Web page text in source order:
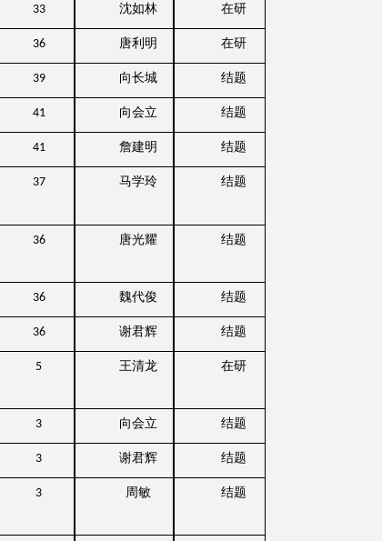
33 沈如林 在研
36 唐利明 在研
39 向长城 结题
41 向会立 结题
41 詹建明 结题
37 马学玲 结题
36 唐光耀 结题
36 魏代俊 结题
36 谢君辉 结题
5 王清龙 在研
3 向会立 结题
3 谢君辉 结题
3 周敏 结题